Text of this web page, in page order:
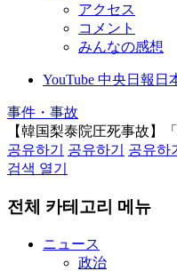
アクセス
コメント
みんなの感想
YouTube 中央日報日
事件・事故
【韓国梨泰院圧死事故】
공유하기
공유하기
공유하
검색 열기
전체 카테고리 메뉴
ニュース
政治